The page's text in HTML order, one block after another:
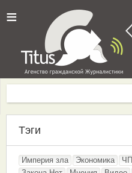
≡
Тэги
Империя зла Экономика ЧП